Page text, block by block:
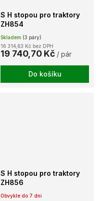
S H stopou pro traktory
ZH854
Skladem (3 páry)
16 314,63 Kč bez DPH
19 740,70 Kč / pár
Do košíku
S H stopou pro traktory
ZH856
Obvykle do 7 dní